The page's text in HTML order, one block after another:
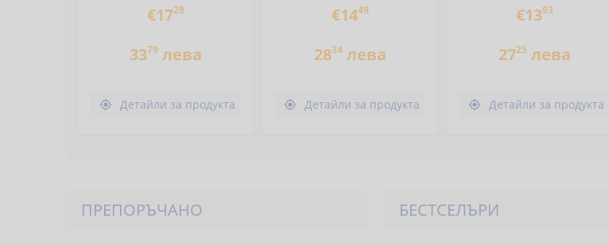
€1728
3379лева
 Детайли за продукта
€1449
2834лева
 Детайли за продукта
€1393
2725 лева
 Детайли за продукта
ПРЕПОРЪЧАНО БЕСТСЕЛЪРИ